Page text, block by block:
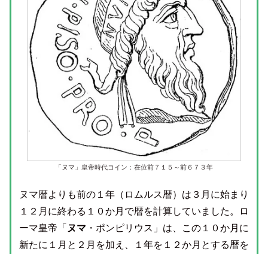
「ヌマ」皇帝時代コイン：在位前７１５～前６７３年
ヌマ暦よりも前の１年（ロムルス暦）は３月に始まり
１２月に終わる１０か月で暦を計算していました。ロ
ーマ皇帝「 ヌマ ・ポンピリウス」は、この１０か月に
新たに１月と２月を加え、１年を１２か月とする暦を